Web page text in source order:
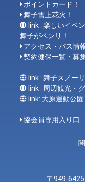
ポイントカード！
舞子雪上花火！
link : 楽しいイベ
舞子がベンリ！
アクセス・バス情
契約健保一覧・募
link : 舞子スノー
link : 周辺観光・
link: 大原運動公園
協会員専用入り口
〒949-